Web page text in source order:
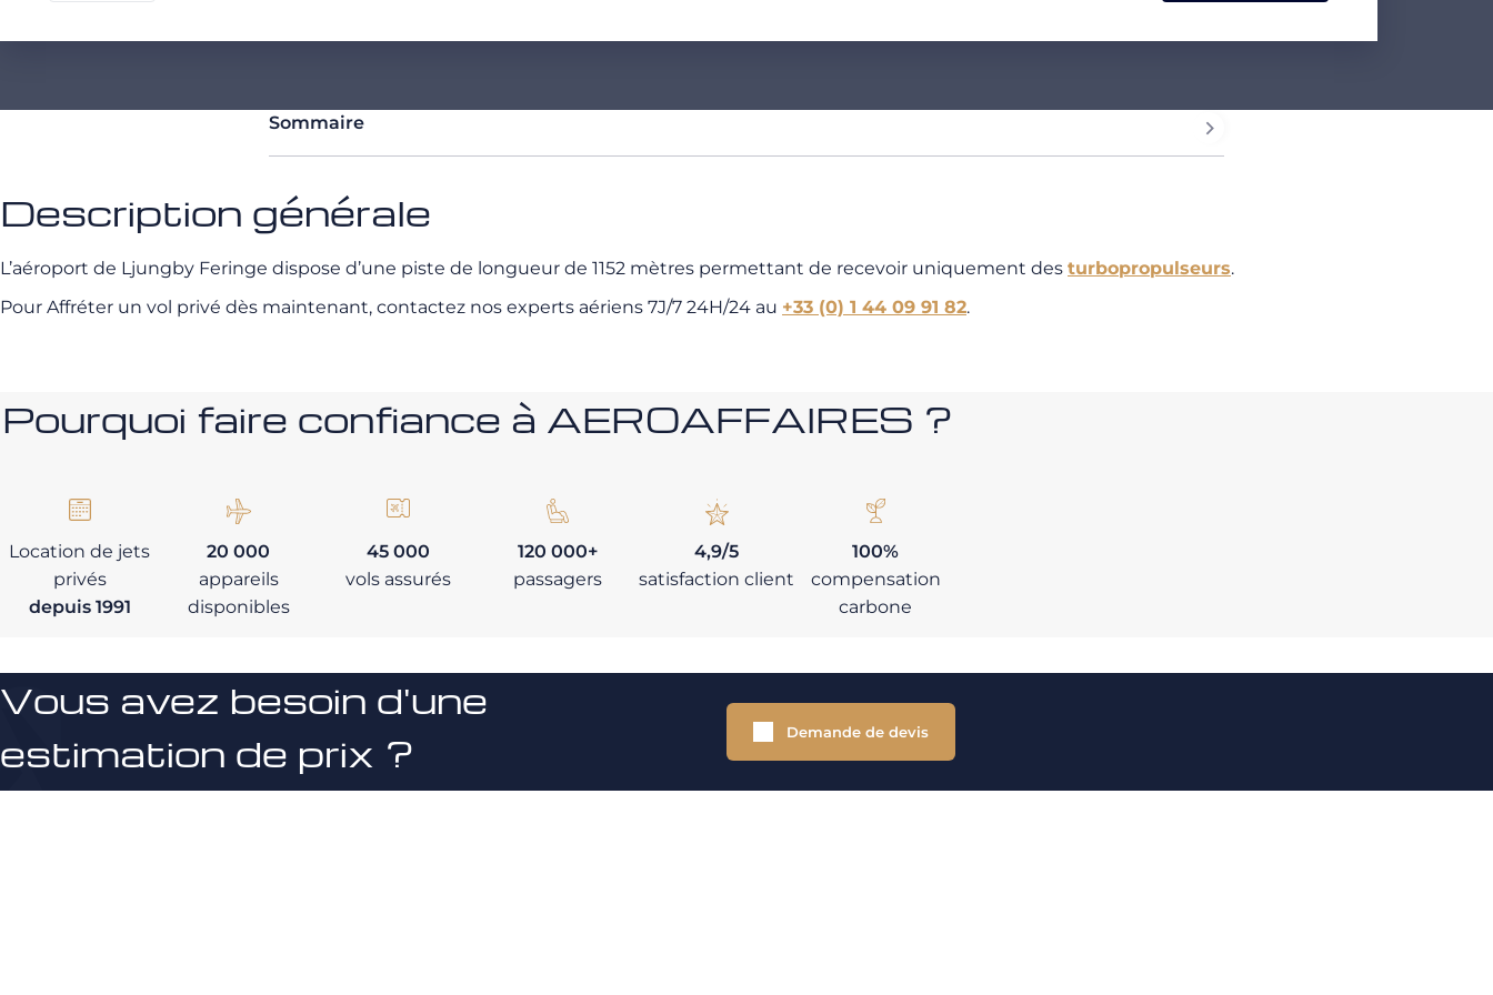
Sommaire
Description générale
L’aéroport de Ljungby Feringe dispose d’une piste de longueur de 1152 mètres permettant de recevoir uniquement des turbopropulseurs.
Pour Affréter un vol privé dès maintenant, contactez nos experts aériens 7J/7 24H/24 au +33 (0) 1 44 09 91 82.
Pourquoi faire confiance à AEROAFFAIRES ?
Location de jets
privés
depuis 1991
20 000
appareils
disponibles
45 000
vols assurés
120 000+
passagers
4,9/5
satisfaction client
100%
compensation
carbone
Vous avez besoin d'une
estimation de prix ?
Demande de devis